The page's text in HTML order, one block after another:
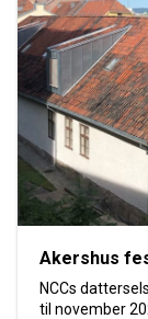
Akershus
NCCs
til november